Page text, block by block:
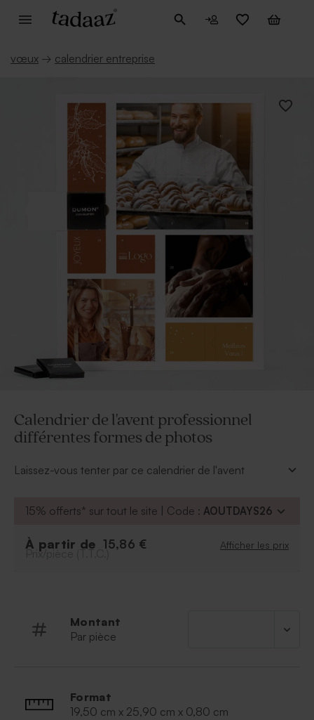
vœux → calendrier entreprise
Calendrier de l'avent professionnel
différentes formes de photos
Laissez-vous tenter par ce calendrier de l'avent
messages.
* Contient du lactose, soja et lait
15% offerts* sur tout le site | Code : AOUTDAYS26
À partir de 15,86 € Afficher les prix
Prix/pièce (T.T.C.)
Montant
Par pièce
Format
19,50 cm x 25,90 cm x 0,80 cm